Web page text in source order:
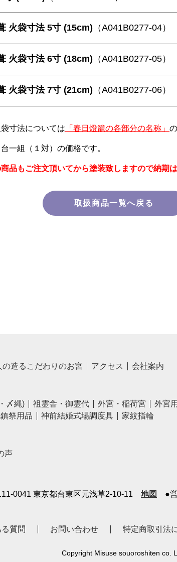
火袋寸法 5寸 (15cm) （A041B0277-04）
火袋寸法 6寸 (18cm) （A041B0277-05）
火袋寸法 7寸 (21cm) （A041B0277-06）
寸法については 「春日燈籠の各部分の名称」
一組（１対）の価格です。
品もご注文頂いてから塗装致しますので納期
取扱商品一覧へ戻る
の造るこだわりのお宮 アクセス 会社案内
〆縄) 祖霊舎・御霊代 外宮・稲荷宮 外宮
祭用品 神前結婚式場調度具 家紋指輪
声
0041 東京都台東区元浅草2-10-11 地図 ●
質問 お問い合わせ 特定商取引法
Copyright Misuse souoroshiten co.